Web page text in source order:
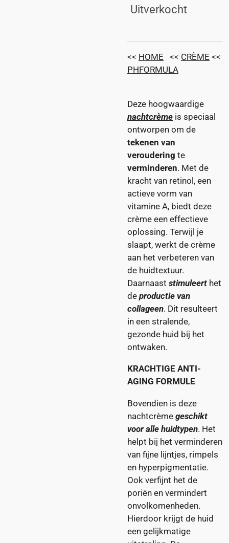
Uitverkocht
<< HOME << CRÈME <<
PHFORMULA
Deze hoogwaardige
nachtcrème is speciaal
ontworpen om de
tekenen van
veroudering te
verminderen. Met de
kracht van retinol, een
actieve vorm van
vitamine A, biedt deze
crème een effectieve
oplossing. Terwijl je
slaapt, werkt de crème
aan het verbeteren van
de huidtextuur.
Daarnaast stimuleert het
de productie van
collageen. Dit resulteert
in een stralende,
gezonde huid bij het
ontwaken.
KRACHTIGE ANTI-
AGING FORMULE
Bovendien is deze
nachtcrème geschikt
voor alle huidtypen. Het
helpt bij het verminderen
van fijne lijntjes, rimpels
en hyperpigmentatie.
Ook verfijnt het de
poriën en vermindert
onvolkomenheden.
Hierdoor krijgt de huid
een gelijkmatige